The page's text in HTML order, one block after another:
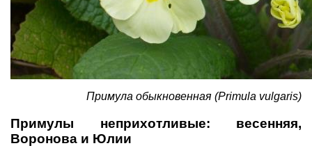
Примула обыкновенная (Primula vulgaris)
Примулы неприхотливые: весенняя,
Воронова и Юлии